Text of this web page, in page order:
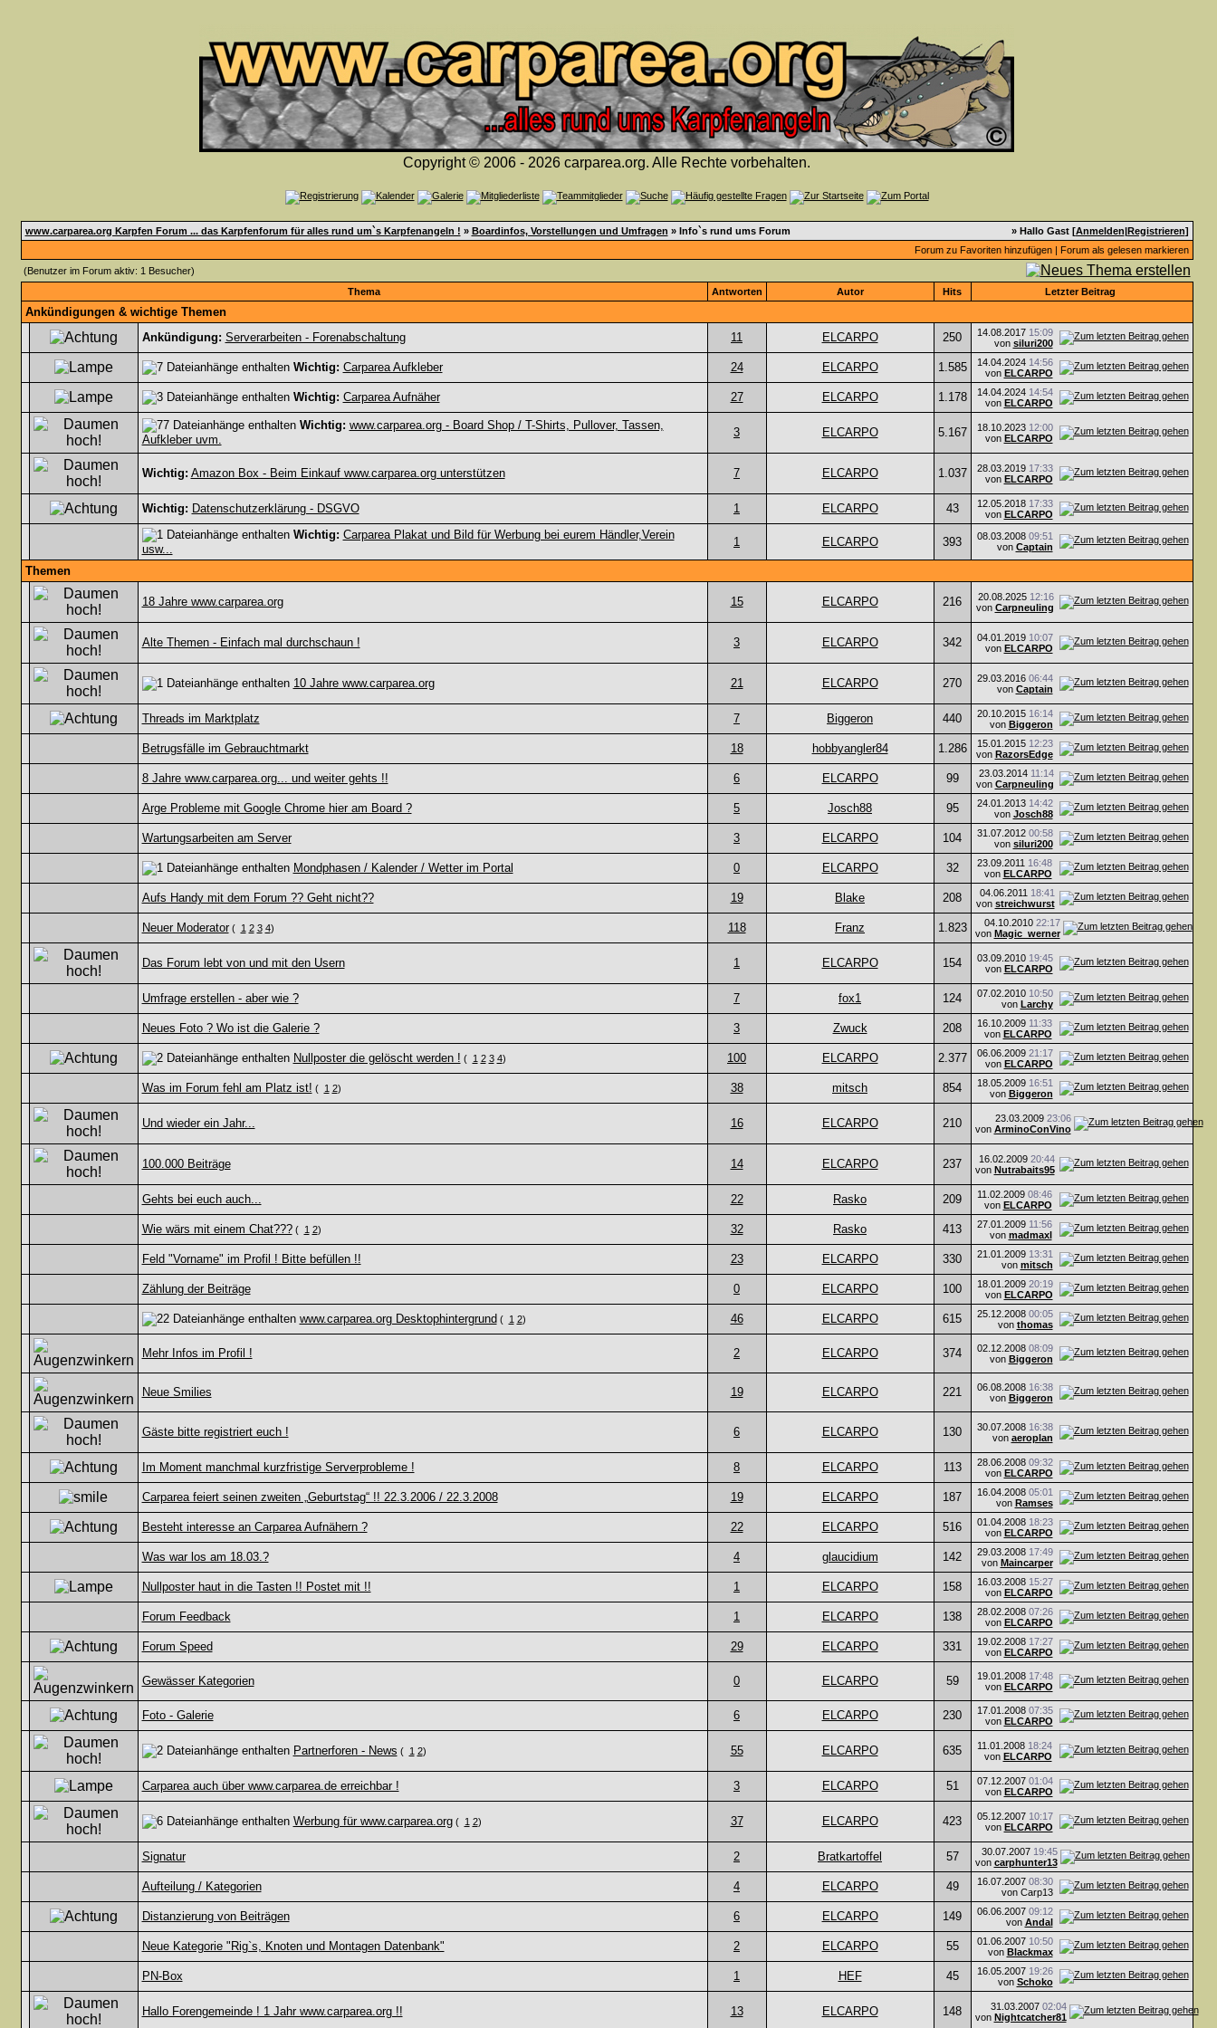
Copyright © 2006 - 2026 carparea.org. Alle Rechte vorbehalten.
www.carparea.org Karpfen Forum ... das Karpfenforum für alles rund um`s Karpfenangeln ! » Boardinfos, Vorstellungen und Umfragen » Info`s rund ums Forum » Hallo Gast [Anmelden|Registrieren]
Forum zu Favoriten hinzufügen| Forum als gelesen markieren
(Benutzer im Forum aktiv: 1 Besucher)
Thema
Antworten Autor Hits Letzter Beitrag
Ankündigungen & wichtige Themen
Ankündigung: Serverarbeiten - Forenabschaltung 11 ELCARPO 250 14.08.2017 15:09
von siluri200
Wichtig: Carparea Aufkleber 24 ELCARPO 1.585 14.04.2024 14:56
von ELCARPO
Wichtig: Carparea Aufnäher 27 ELCARPO 1.178 14.04.2024 14:54
von ELCARPO
Wichtig: www.carparea.org - Board Shop / T-Shirts, Pullover, Tassen,
Aufkleber uvm.
3 ELCARPO 5.167 18.10.2023 12:00
von ELCARPO
Wichtig: Amazon Box - Beim Einkauf www.carparea.org unterstützen 7 ELCARPO 1.037 28.03.2019 17:33
von ELCARPO
Wichtig: Datenschutzerklärung - DSGVO 1 ELCARPO 43 12.05.2018 17:33
von ELCARPO
Wichtig: Carparea Plakat und Bild für Werbung bei eurem Händler,Verein
usw...
1 ELCARPO 393 08.03.2008 09:51
von Captain
Themen
18 Jahre www.carparea.org 15 ELCARPO 216 20.08.2025 12:16
von Carpneuling
Alte Themen - Einfach mal durchschaun ! 3 ELCARPO 342 04.01.2019 10:07
von ELCARPO
10 Jahre www.carparea.org 21 ELCARPO 270 29.03.2016 06:44
von Captain
Threads im Marktplatz 7 Biggeron 440 20.10.2015 16:14
von Biggeron
Betrugsfälle im Gebrauchtmarkt 18 hobbyangler84 1.286 15.01.2015 12:23
von RazorsEdge
8 Jahre www.carparea.org... und weiter gehts !! 6 ELCARPO 99 23.03.2014 11:14
von Carpneuling
Arge Probleme mit Google Chrome hier am Board ? 5 Josch88 95 24.01.2013 14:42
von Josch88
Wartungsarbeiten am Server 3 ELCARPO 104 31.07.2012 00:58
von siluri200
Mondphasen / Kalender / Wetter im Portal 0 ELCARPO 32 23.09.2011 16:48
von ELCARPO
Aufs Handy mit dem Forum ?? Geht nicht?? 19 Blake 208 04.06.2011 18:41
von streichwurst
Neuer Moderator( 1 2 3 4) 118 Franz 1.823 04.10.2010 22:17
von Magic_werner
Das Forum lebt von und mit den Usern 1 ELCARPO 154 03.09.2010 19:45
von ELCARPO
Umfrage erstellen - aber wie ? 7 fox1 124 07.02.2010 10:50
von Larchy
Neues Foto ? Wo ist die Galerie ? 3 Zwuck 208 16.10.2009 11:33
von ELCARPO
Nullposter die gelöscht werden ! ( 1 2 3 4) 100 ELCARPO 2.377 06.06.2009 21:17
von ELCARPO
Was im Forum fehl am Platz ist! ( 1 2) 38 mitsch 854 18.05.2009 16:51
von Biggeron
Und wieder ein Jahr... 16 ELCARPO 210 23.03.2009 23:06
von ArminoConVino
100.000 Beiträge 14 ELCARPO 237 16.02.2009 20:44
von Nutrabaits95
Gehts bei euch auch... 22 Rasko 209 11.02.2009 08:46
von ELCARPO
Wie wärs mit einem Chat???( 1 2) 32 Rasko 413 27.01.2009 11:56
von madmaxl
Feld "Vorname" im Profil ! Bitte befüllen !! 23 ELCARPO 330 21.01.2009 13:31
von mitsch
Zählung der Beiträge 0 ELCARPO 100 18.01.2009 20:19
von ELCARPO
www.carparea.org Desktophintergrund ( 1 2) 46 ELCARPO 615 25.12.2008 00:05
von thomas
Mehr Infos im Profil ! 2 ELCARPO 374 02.12.2008 08:09
von Biggeron
Neue Smilies 19 ELCARPO 221 06.08.2008 16:38
von Biggeron
Gäste bitte registriert euch ! 6 ELCARPO 130 30.07.2008 16:38
von aeroplan
Im Moment manchmal kurzfristige Serverprobleme ! 8 ELCARPO 113 28.06.2008 09:32
von ELCARPO
Carparea feiert seinen zweiten „Geburtstag“ !! 22.3.2006 / 22.3.2008 19 ELCARPO 187 16.04.2008 05:01
von Ramses
Besteht interesse an Carparea Aufnähern ? 22 ELCARPO 516 01.04.2008 18:23
von ELCARPO
Was war los am 18.03.? 4 glaucidium 142 29.03.2008 17:49
von Maincarper
Nullposter haut in die Tasten !! Postet mit !! 1 ELCARPO 158 16.03.2008 15:27
von ELCARPO
Forum Feedback 1 ELCARPO 138 28.02.2008 07:26
von ELCARPO
Forum Speed 29 ELCARPO 331 19.02.2008 17:27
von ELCARPO
Gewässer Kategorien 0 ELCARPO 59 19.01.2008 17:48
von ELCARPO
Foto - Galerie 6 ELCARPO 230 17.01.2008 07:35
von ELCARPO
Partnerforen - News ( 1 2) 55 ELCARPO 635 11.01.2008 18:24
von ELCARPO
Carparea auch über www.carparea.de erreichbar ! 3 ELCARPO 51 07.12.2007 01:04
von ELCARPO
Werbung für www.carparea.org( 1 2) 37 ELCARPO 423 05.12.2007 10:17
von ELCARPO
Signatur 2 Bratkartoffel 57 30.07.2007 19:45
von carphunter13
Aufteilung / Kategorien 4 ELCARPO 49 16.07.2007 08:30
von Carp13
Distanzierung von Beiträgen 6 ELCARPO 149 06.06.2007 09:12
von Andal
Neue Kategorie "Rig`s, Knoten und Montagen Datenbank" 2 ELCARPO 55 01.06.2007 10:50
von Blackmax
PN-Box 1 HEF 45 16.05.2007 19:26
von Schoko
Hallo Forengemeinde ! 1 Jahr www.carparea.org !! 13 ELCARPO 148 31.03.2007 02:04
von Nightcatcher81